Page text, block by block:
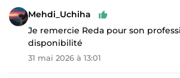
Mehdi_Uchiha
Je remercie Reda pour son
disponibilité
31 mai 2026 à 13:01